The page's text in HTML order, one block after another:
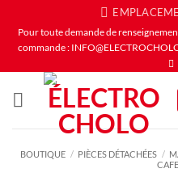
contenu
Pour toute demande de
commande :
BOUTIQUE / PIÈCES DÉTACHÉES /